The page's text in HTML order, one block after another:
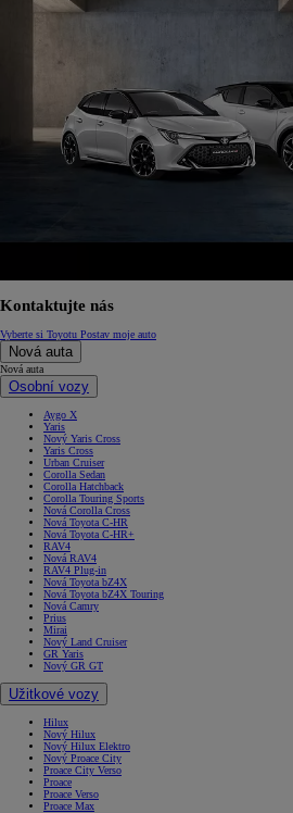
Kontaktujte nás
Vyberte si Toyotu Postav moje auto
Nová auta
Nová auta
Osobní vozy
Aygo X
Yaris
Nový Yaris Cross
Yaris Cross
Urban Cruiser
Corolla Sedan
Corolla Hatchback
Corolla Touring Sports
Nová Corolla Cross
Nová Toyota C-HR
Nová Toyota C-HR+
RAV4
Nová RAV4
RAV4 Plug-in
Nová Toyota bZ4X
Nová Toyota bZ4X Touring
Nová Camry
Prius
Mirai
Nový Land Cruiser
GR Yaris
Nový GR GT
Užitkové vozy
Hilux
Nový Hilux
Nový Hilux Elektro
Nový Proace City
Proace City Verso
Proace
Proace Verso
Proace Max